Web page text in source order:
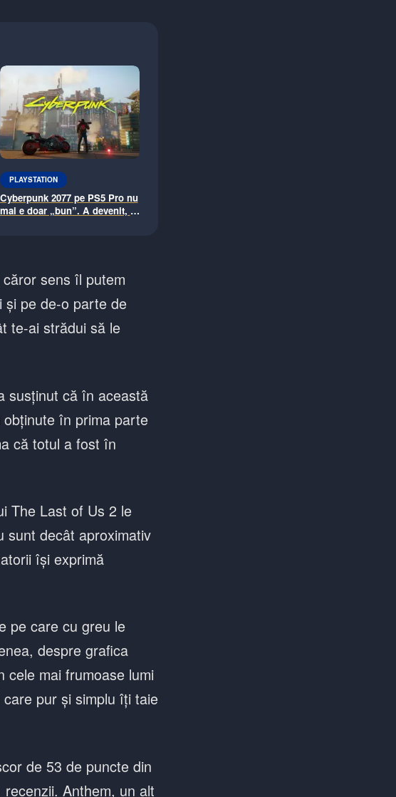
PLAYSTATION
Cyberpunk 2077 pe PS5 Pro nu
mai e doar „bun”. A devenit, în
sens îl putem
și pe de-o parte de
te-ai strădui să le
susținut că în această
în prima parte
că totul a fost în
The Last of Us 2 le
sunt decât aproximativ
își exprimă
pe care cu greu le
despre grafica
cele mai frumoase lumi
pur și simplu îți taie
de 53 de puncte din
Anthem, un alt